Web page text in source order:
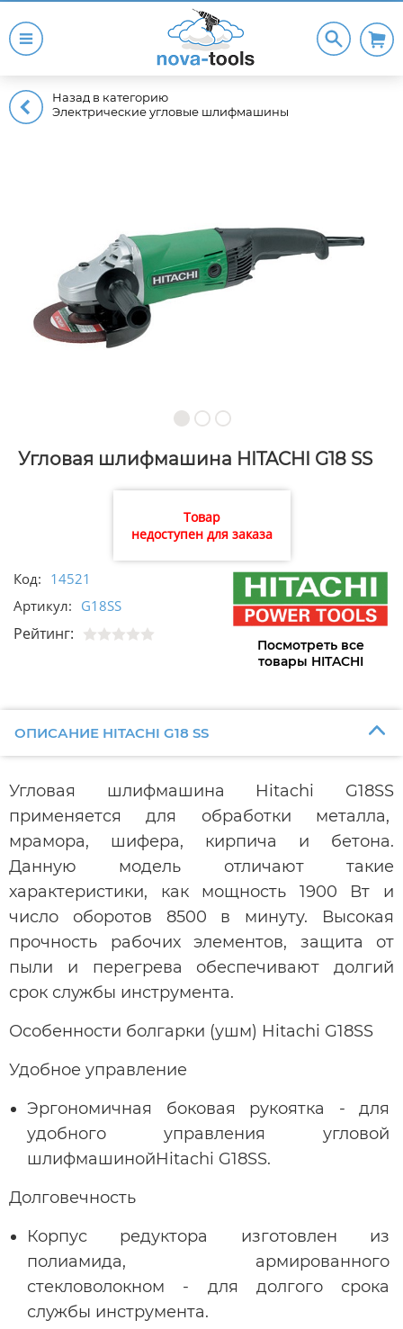
Назад в категорию
Электрические угловые шлифмашины
Угловая шлифмашина HITACHI G18 SS
Товар
недоступен для заказа
Код: 14521
Артикул: G18SS
Рейтинг:
Посмотреть все
товары HITACHI
ОПИСАНИЕ HITACHI G18 SS
Угловая шлифмашина Hitachi G18SS
применяется для обработки металла,
мрамора, шифера, кирпича и бетона.
Данную модель отличают такие
характеристики, как мощность 1900 Вт и
число оборотов 8500 в минуту. Высокая
прочность рабочих элементов, защита от
пыли и перегрева обеспечивают долгий
срок службы инструмента.
Особенности болгарки (ушм) Hitachi G18SS
Удобное управление
Эргономичная боковая рукоятка - для
удобного управления угловой
шлифмашинойHitachi G18SS.
Долговечность
Корпус редуктора изготовлен из
полиамида, армированного
стекловолокном - для долгого срока
службы инструмента.